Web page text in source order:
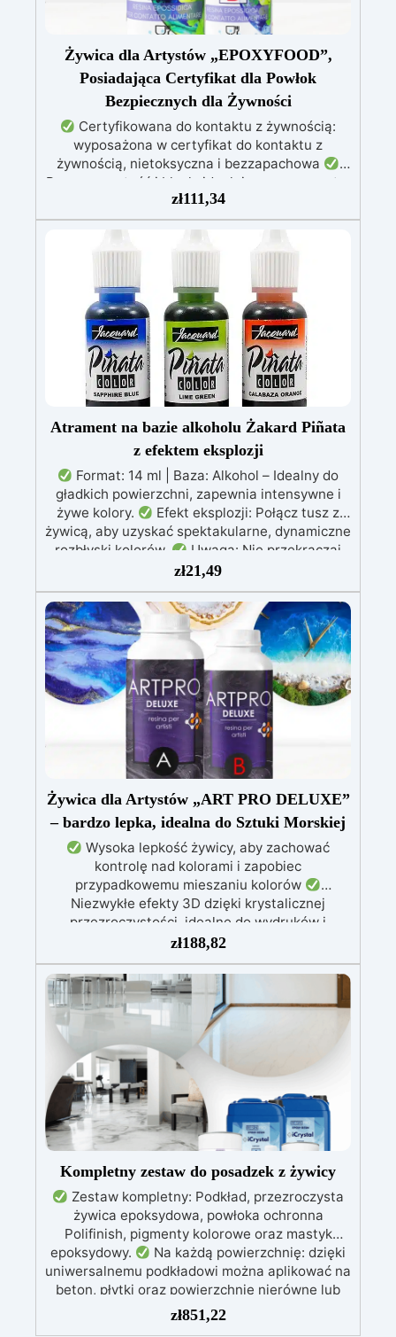
Żywica dla Artystów „EPOXYFOOD”,
Posiadająca Certyfikat dla Powłok
Bezpiecznych dla Żywności
Certyfikowana do kontaktu z żywnością:
wyposażona w certyfikat do kontaktu z
żywnością, nietoksyczna i bezzapachowa
Przezroczystość i blask: idealnie przezroczyste,
błyszczące i samopoziomujące wykończenie po
katalizie
Odporność i trwałość: odporna na
trwałe kreacje
Łatwość użycia: stosunek
pełna kataliza w ciągu 24-48 godzin
Kreatywna wszechstronność: idealna do powłok
(1-5 mm), zalew artystycznych (do 1 cm)
zł111,34
Atrament na bazie alkoholu Żakard Piñata
z efektem eksplozji
Format: 14 ml | Baza: Alkohol – Idealny do
gładkich powierzchni, zapewnia intensywne i
żywe kolory.
Efekt eksplozji: Połącz tusz z
żywicą, aby uzyskać spektakularne, dynamiczne
rozbłyski kolorów.
Uwaga: Nie przekraczaj
1% tuszu w mieszance, aby zachować
mechaniczną wytrzymałość tworzonego
elementu.
Biały barwnik: Niezbędny do
uzyskania efektu eksplozji – stosowany w
połączeniu z innymi kolorami.
Wszechstronność: Doskonały do tworzenia
unikalnych dzieł sztuki, dodając głębię i
dynamikę powierzchniom z żywicy.
zł21,49
Żywica dla Artystów „ART PRO DELUXE”
– bardzo lepka, idealna do Sztuki Morskiej
Wysoka lepkość żywicy, aby zachować
kontrolę nad kolorami i zapobiec
przypadkowemu mieszaniu kolorów
Niezwykłe efekty 3D dzięki krystalicznej
przezroczystości, idealne do wydruków i
Nie kapie: wszechstronna aplikacja
na powierzchniach pochylonych, pionowych lub
zakrzywionych, idealna do malowania i powłok
Odporna na wilgoć, z błyszczącą i ochronną
powierzchnią, odpowiednia do każdego
środowiska
Bezpieczna i bezzapachowa,
wolna od rozpuszczalników i BPA, idealna do
komfortowej i przyjemnej pracy
zł188,82
Kompletny zestaw do posadzek z żywicy
Zestaw kompletny: Podkład, przezroczysta
żywica epoksydowa, powłoka ochronna
Polifinish, pigmenty kolorowe oraz mastyk
epoksydowy.
Na każdą powierzchnię: dzięki
uniwersalnemu podkładowi można aplikować na
beton, płytki oraz powierzchnie nierówne lub
Łatwa aplikacja: Dołączony
kompletny przewodnik wideo – 3 proste kroki:
zł851,22